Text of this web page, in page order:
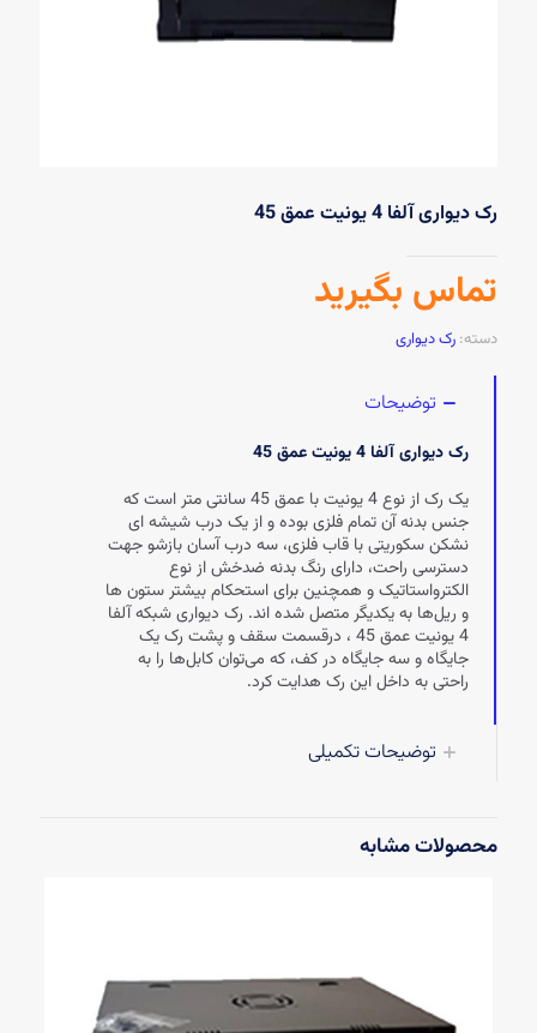
رک دیواری آلفا 4 یونیت عمق 45
تماس بگیرید
دسته: رک دیواری
توضیحات
رک دیواری آلفا 4 یونیت عمق 45
یک رک از نوع 4 یونیت با عمق 45 سانتی متر است که
جنس بدنه آن تمام فلزی بوده و از یک درب شیشه ای
نشکن سکوریتی با قاب فلزی، سه درب آسان بازشو جهت
دسترسی راحت، دارای رنگ بدنه ضدخش از نوع
الکترواستاتیک و همچنین برای استحکام بیشتر ستون ها
و ریل‌ها به یکدیگر متصل شده اند. رک دیواری شبکه آلفا
4 یونیت عمق 45 ، درقسمت سقف و پشت رک یک
جایگاه و سه جایگاه در کف، که می‌توان کابل‌ها را به
راحتی به داخل این رک هدایت کرد.
توضیحات تکمیلی
محصولات مشابه